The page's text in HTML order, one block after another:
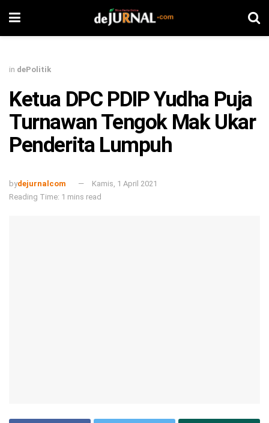
in dePolitik
Ketua DPC PDIP Yudha Puja
Turnawan Tengok Mak Ukar
Penderita Lumpuh
bydejurnalcom
Kamis, 1 April 2021
Reading Time: 1 mins read